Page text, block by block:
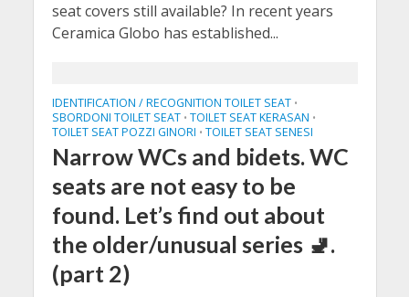
seat covers still available? In recent years
Ceramica Globo has established...
IDENTIFICATION / RECOGNITION TOILET SEAT •
SBORDONI TOILET SEAT • TOILET SEAT KERASAN •
TOILET SEAT POZZI GINORI • TOILET SEAT SENESI
Narrow WCs and bidets. WC
seats are not easy to be
found. Let’s find out about
the older/unusual series 🚽.
(part 2)